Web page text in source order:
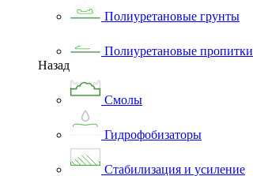
Полиуретановые грунты
Полиуретановые пропитки
Назад
Смолы
Гидрофобизаторы
Стабилизация и усиление